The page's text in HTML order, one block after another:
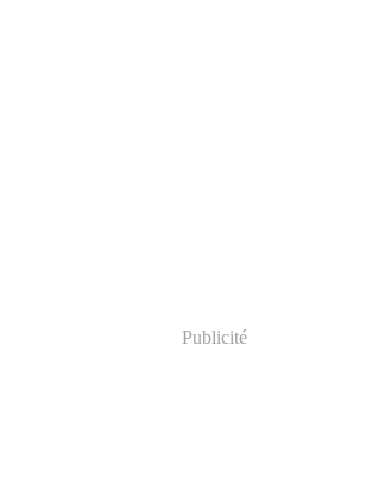
Publicité